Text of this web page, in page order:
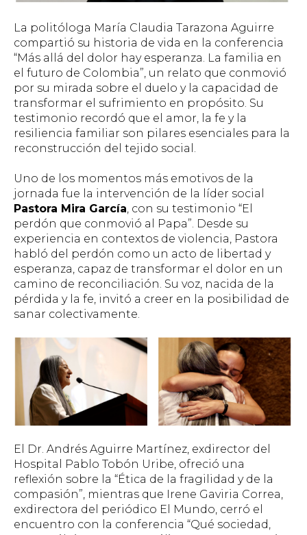
La politóloga María Claudia Tarazona Aguirre
compartió su historia de vida en la conferencia
“Más allá del dolor hay esperanza. La familia en
el futuro de Colombia”, un relato que conmovió
por su mirada sobre el duelo y la capacidad de
transformar el sufrimiento en propósito. Su
testimonio recordó que el amor, la fe y la
resiliencia familiar son pilares esenciales para la
reconstrucción del tejido social.
Uno de los momentos más emotivos de la
jornada fue la intervención de la líder social
Pastora Mira García, con su testimonio “El
perdón que conmovió al Papa”. Desde su
experiencia en contextos de violencia, Pastora
habló del perdón como un acto de libertad y
esperanza, capaz de transformar el dolor en un
camino de reconciliación. Su voz, nacida de la
pérdida y la fe, invitó a creer en la posibilidad de
sanar colectivamente.
El Dr. Andrés Aguirre Martínez, exdirector del
Hospital Pablo Tobón Uribe, ofreció una
reflexión sobre la “Ética de la fragilidad y de la
compasión”, mientras que Irene Gaviria Correa,
exdirectora del periódico El Mundo, cerró el
encuentro con la conferencia “Qué sociedad,